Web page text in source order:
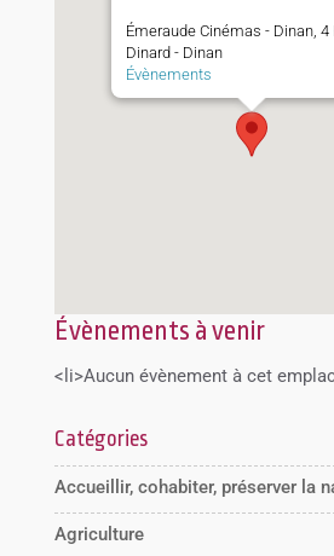
Émeraude Cinémas - Dinan, 4
Dinard - Dinan
Évènements
Évènements à venir
<li>Aucun évènement à cet
Catégories
Accueillir, cohabiter, préserver la
Agriculture